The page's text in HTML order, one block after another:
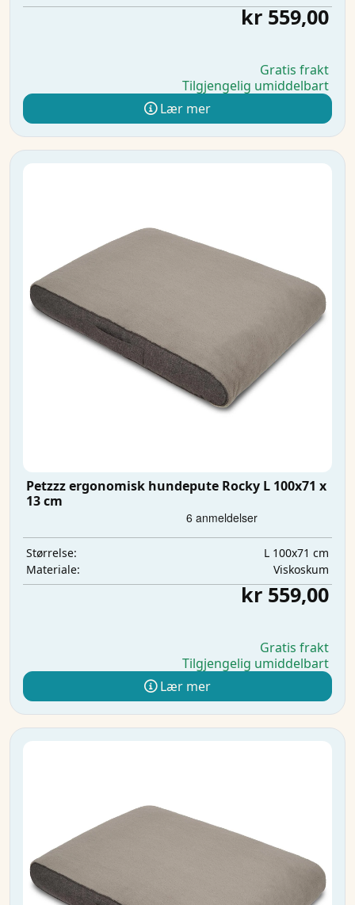
kr 559,00
Gratis frakt
Tilgjengelig umiddelbart
Lær mer
Petzzz ergonomisk hundepute Rocky L 100x71 x
13 cm
Størrelse:
L 100x71 cm
Materiale:
Viskoskum
kr 559,00
Gratis frakt
Tilgjengelig umiddelbart
Lær mer